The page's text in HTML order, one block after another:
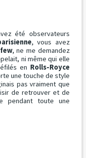
été observateurs
, vous avez
, ne me demandez
ni même qui elle
en Rolls-Royce
une touche de style
pas vraiment que
de retrouver et de
pendant toute une